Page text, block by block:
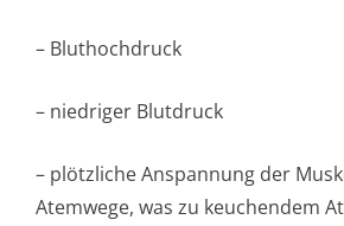
– Bluthochdruck
– niedriger Blutdruck
– plötzliche Anspannung der
Atemwege, was zu keuchendem